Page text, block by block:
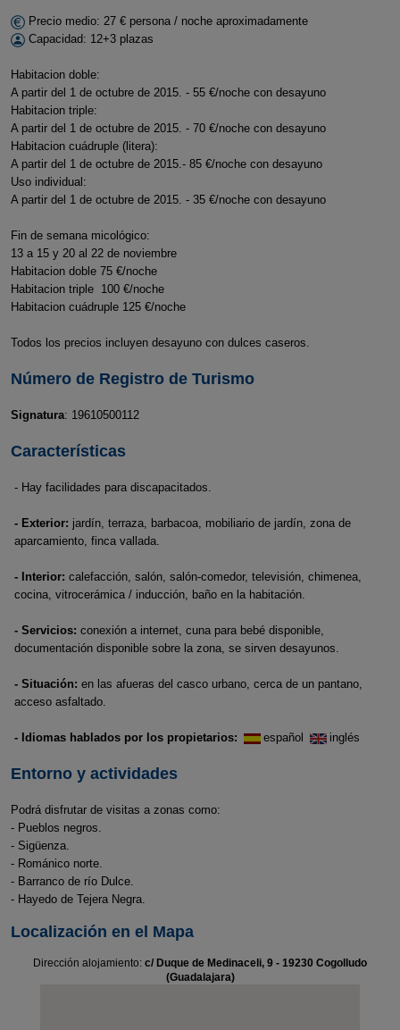
Precio medio: 27 € persona / noche aproximadamente
Capacidad: 12+3 plazas
Habitacion doble:
A partir del 1 de octubre de 2015. - 55 €/noche con desayuno
Habitacion triple:
A partir del 1 de octubre de 2015. - 70 €/noche con desayuno
Habitacion cuádruple (litera):
A partir del 1 de octubre de 2015.- 85 €/noche con desayuno
Uso individual:
A partir del 1 de octubre de 2015. - 35 €/noche con desayuno
Fin de semana micológico:
13 a 15 y 20 al 22 de noviembre
Habitacion doble 75 €/noche
Habitacion triple 100 €/noche
Habitacion cuádruple 125 €/noche
Todos los precios incluyen desayuno con dulces caseros.
Número de Registro de Turismo
Signatura: 19610500112
Características
- Hay facilidades para discapacitados.
- Exterior: jardín, terraza, barbacoa, mobiliario de jardín, zona de
aparcamiento, finca vallada.
- Interior: calefacción, salón, salón-comedor, televisión, chimenea,
cocina, vitrocerámica / inducción, baño en la habitación.
- Servicios: conexión a internet, cuna para bebé disponible,
documentación disponible sobre la zona, se sirven desayunos.
- Situación: en las afueras del casco urbano, cerca de un pantano,
acceso asfaltado.
- Idiomas hablados por los propietarios: español inglés
Entorno y actividades
Podrá disfrutar de visitas a zonas como:
- Pueblos negros.
- Sigüenza.
- Románico norte.
- Barranco de río Dulce.
- Hayedo de Tejera Negra.
Localización en el Mapa
Dirección alojamiento: c/ Duque de Medinaceli, 9 - 19230 Cogolludo
(Guadalajara)